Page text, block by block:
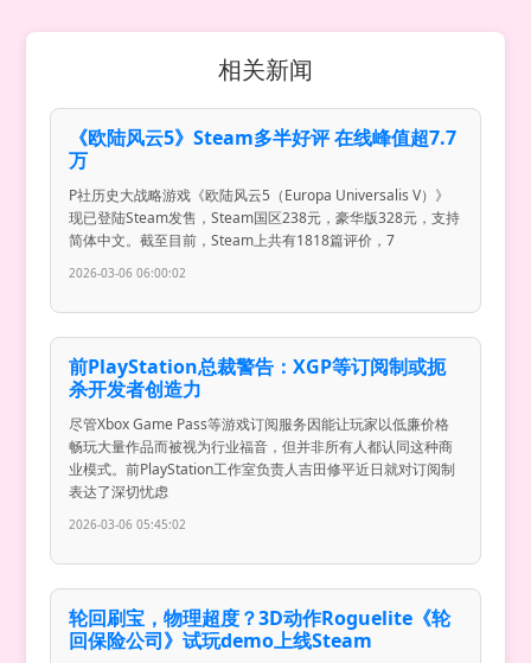
相关新闻
《欧陆风云5》Steam多半好评 在线峰值超7.7
万
P社历史大战略游戏《欧陆风云5（Europa Universalis V）》
现已登陆Steam发售，Steam国区238元，豪华版328元，支持
简体中文。截至目前，Steam上共有1818篇评价，7
2026-03-06 06:00:02
前PlayStation总裁警告：XGP等订阅制或扼
杀开发者创造力
尽管Xbox Game Pass等游戏订阅服务因能让玩家以低廉价格
畅玩大量作品而被视为行业福音，但并非所有人都认同这种商
业模式。前PlayStation工作室负责人吉田修平近日就对订阅制
表达了深切忧虑
2026-03-06 05:45:02
轮回刷宝，物理超度？3D动作Roguelite《轮
回保险公司》试玩demo上线Steam